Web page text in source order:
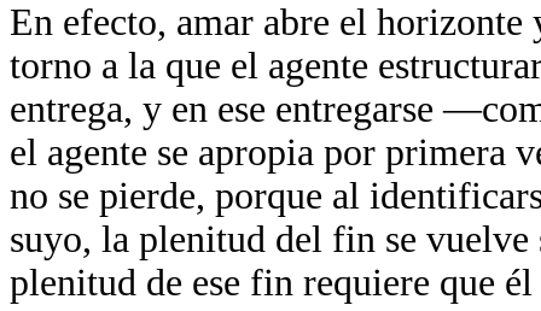
En efecto, amar abre el
torno a la que el agente
entrega, y en ese entregarse
el agente se apropia por primera
no se pierde, porque al
suyo, la plenitud del fin se
plenitud de ese fin requiere que